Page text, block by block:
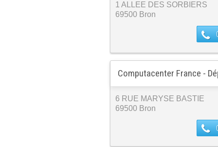
1 ALLEE DES SORBIERS
69500 Bron
Computacenter France -
6 RUE MARYSE BASTIE
69500 Bron